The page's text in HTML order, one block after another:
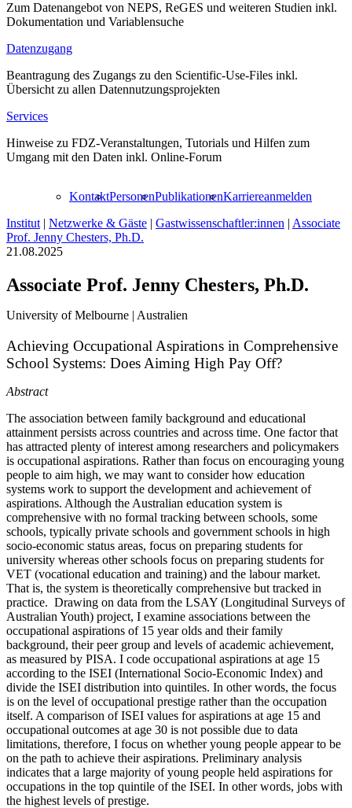
Zum Datenangebot von NEPS, ReGES und weiteren Studien inkl.
Dokumentation und Variablensuche
Datenzugang
Beantragung des Zugangs zu den Scientific-Use-Files inkl.
Übersicht zu allen Datennutzungsprojekten
Services
Hinweise zu FDZ-Veranstaltungen, Tutorials und Hilfen zum
Umgang mit den Daten inkl. Online-Forum
KontaktPersonenPublikationenKarriereanmelden
Institut | Netzwerke & Gäste | Gastwissenschaftler:innen | Associate
Prof. Jenny Chesters, Ph.D.
21.08.2025
Associate Prof. Jenny Chesters, Ph.D.
University of Melbourne | Australien
Achieving Occupational Aspirations in Comprehensive
School Systems: Does Aiming High Pay Off?
Abstract
The association between family background and educational
attainment persists across countries and across time. One factor that
has attracted plenty of interest among researchers and policymakers
is occupational aspirations. Rather than focus on encouraging young
people to aim high, we may want to consider how education
systems work to support the development and achievement of
aspirations. Although the Australian education system is
comprehensive with no formal tracking between schools, some
schools, typically private schools and government schools in high
socio-economic status areas, focus on preparing students for
university whereas other schools focus on preparing students for
VET (vocational education and training) and the labour market.
That is, the system is theoretically comprehensive but tracked in
practice. Drawing on data from the LSAY (Longitudinal Surveys of
Australian Youth) project, I examine associations between the
occupational aspirations of 15 year olds and their family
background, their peer group and levels of academic achievement,
as measured by PISA. I code occupational aspirations at age 15
according to the ISEI (International Socio-Economic Index) and
divide the ISEI distribution into quintiles. In other words, the focus
is on the level of occupational prestige rather than the occupation
itself. A comparison of ISEI values for aspirations at age 15 and
occupational outcomes at age 30 is not possible due to data
limitations, therefore, I focus on whether young people appear to be
on the path to achieve their aspirations. Preliminary analysis
indicates that a large majority of young people held aspirations for
occupations in the top quintile of the ISEI. In other words, jobs with
the highest levels of prestige.